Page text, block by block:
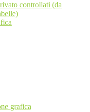
controllati (da
grafica